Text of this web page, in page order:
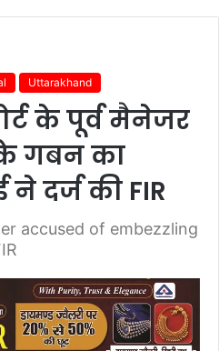
Uttarakhand
के पूर्व मैनेजर
के गबन का
दर्ज की FIR
accused of embezzling